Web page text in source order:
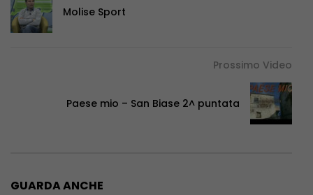
Molise Sport
Prossimo Video
Paese mio – San Biase 2^ puntata
GUARDA ANCHE